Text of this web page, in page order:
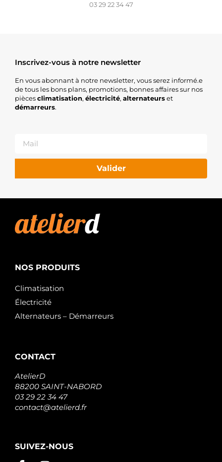
03 29 22 34 47
Inscrivez-vous à notre newsletter
En vous abonnant à notre newsletter, vous serez informé.e
de tous les bons plans, promotions, bonnes affaires sur nos
piècesclimatisation, électricité, alternateurset
démarreurs.
Valider
NOS PRODUITS
Climatisation
Électricité
Alternateurs – Démarreurs
CONTACT
AtelierD
88200 SAINT-NABORD
03 29 22 34 47
contact@atelierd.fr
SUIVEZ-NOUS